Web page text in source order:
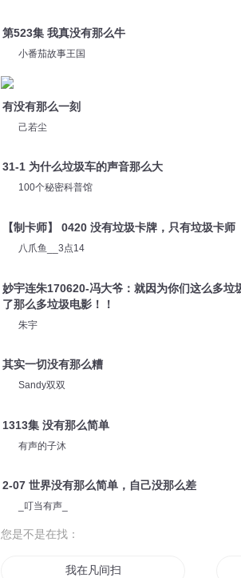
第523集 我真没有那么牛
小番茄故事王国
有没有那么一刻
己若尘
31-1 为什么垃圾车的声音那么大
100个秘密科普馆
【制卡师】 0420 没有垃圾卡牌，只有垃圾卡师
八爪鱼__3点14
妙宇连朱170620-冯大爷：就因为你们这么多垃
了那么多垃圾电影！！
朱宇
其实一切没有那么糟
Sandy双双
1313集 没有那么简单
有声的子沐
2-07 世界没有那么简单，自己没那么差
_叮当有声_
您是不是在找：
我在凡间扫垃圾